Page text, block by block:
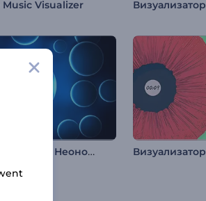
Visualizer
Визуализатор музыки: Неоновые пузыри